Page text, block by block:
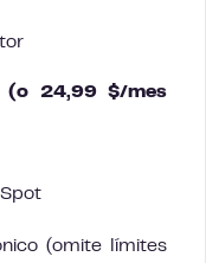
(o 24,99 $/mes
(omite límites